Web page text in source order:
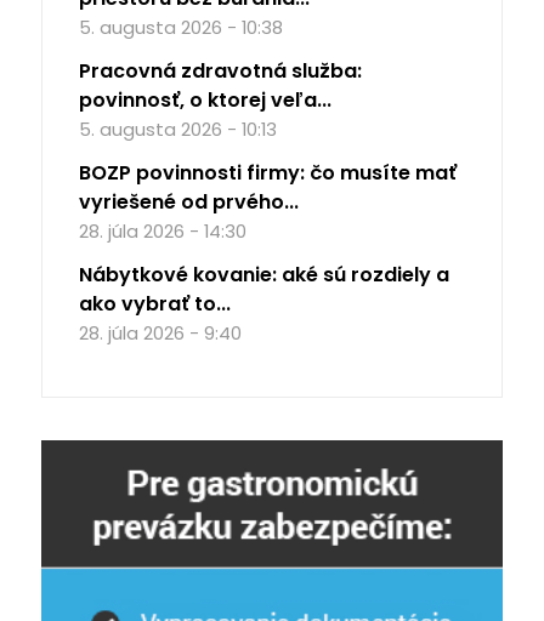
5. augusta 2026 - 10:38
Pracovná zdravotná služba:
povinnosť, o ktorej veľa...
5. augusta 2026 - 10:13
BOZP povinnosti firmy: čo musíte mať
vyriešené od prvého...
28. júla 2026 - 14:30
Nábytkové kovanie: aké sú rozdiely a
ako vybrať to...
28. júla 2026 - 9:40